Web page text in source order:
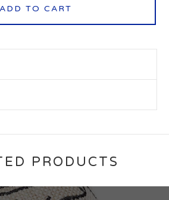
ADD TO CART
PRODUCTS